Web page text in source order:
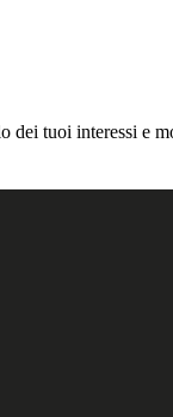
tuoi interessi e